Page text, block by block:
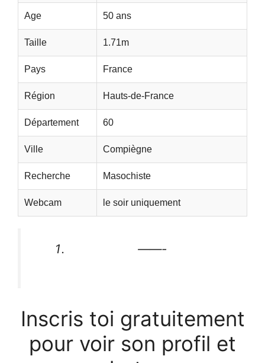
Age 50 ans
Taille 1.71m
Pays France
Région Hauts-de-France
Département 60
Ville Compiègne
Recherche Masochiste
Webcam le soir uniquement
——-
Inscris toi gratuitement
pour voir son profil et